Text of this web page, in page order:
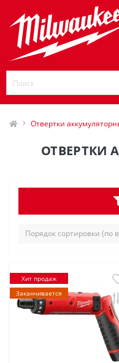
Отвертки
ОТВЕРТКИ
Хит продаж
Заканчивается